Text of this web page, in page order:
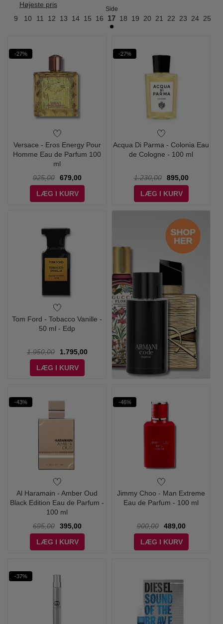
Højeste pris
Side
9 10 11 12 13 14 15 16 17 18 19 20 21 22 23 24 25
-27%
Versace - Eros Energy Pour
Homme Eau de Parfum 100
ml
925,00
679,00
LÆG I KURV
-27%
Acqua Di Parma - Colonia Eau
de Cologne - 100 ml
1.230,00
895,00
LÆG I KURV
Tom Ford - Tobacco Vanille -
50 ml - Edp
1.950,00
1.795,00
LÆG I KURV
-43%
Al Haramain - Amber Oud
Black Edition Eau de Parfum -
100 ml
695,00
395,00
LÆG I KURV
-46%
Jimmy Choo - Man Extreme
Eau de Parfum - 100 ml
900,00
489,00
LÆG I KURV
-37%